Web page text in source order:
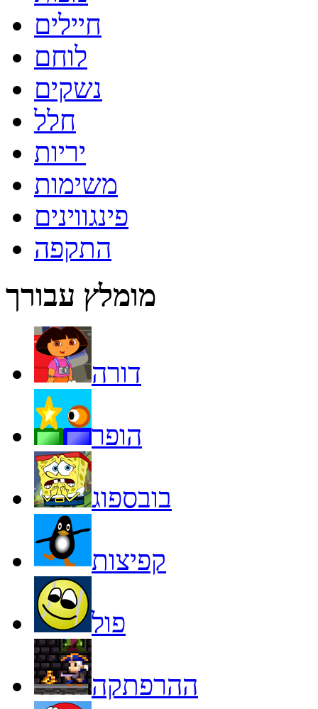
חיילים
לוחם
נשקים
חלל
יריות
משימות
פינגווינים
התקפה
מומלץ עבורך
דורה
הופר
בובספוג
קפיצות
פול
ההרפתקה